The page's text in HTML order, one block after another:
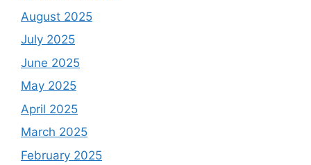
August 2025
July 2025
June 2025
May 2025
April 2025
March 2025
February 2025